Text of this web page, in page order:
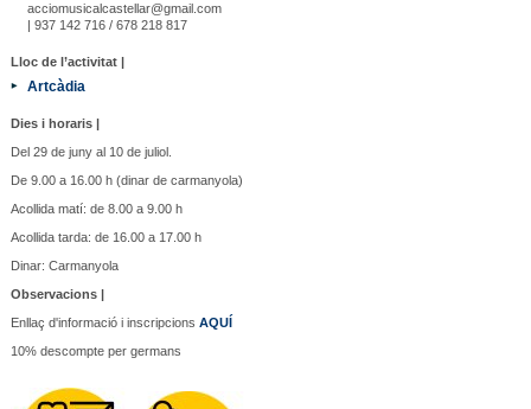
acciomusicalcastellar@gmail.com
| 937 142 716 / 678 218 817
Lloc de l’activitat |
Artcàdia
Dies i horaris |
Del 29 de juny al 10 de juliol.
De 9.00 a 16.00 h (dinar de carmanyola)
Acollida matí: de 8.00 a 9.00 h
Acollida tarda: de 16.00 a 17.00 h
Dinar: Carmanyola
Observacions |
Enllaç d'informació i inscripcions AQUÍ
10% descompte per germans